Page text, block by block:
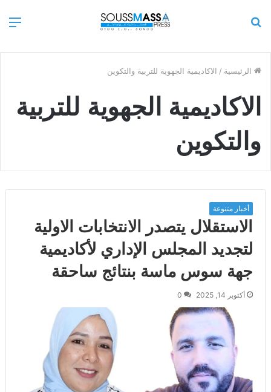
الرئيسية / الاكاديمية الجهوية للتربية والتكوين
الاكاديمية الجهوية للتربية
والتكوين
أخبار متنوعة
الاستقلال يتصدر الانتخابات الاولية
لتجديد المجلس الإداري لأكاديمية
جهة سوس ماسة بنتائج ساحقة
أكتوبر 14, 2025 0